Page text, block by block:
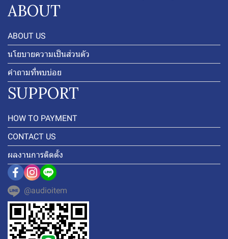
ABOUT
ABOUT US
นโยบายความเป็นส่วนตัว
คำถามที่พบบ่อย
SUPPORT
HOW TO PAYMENT
CONTACT US
ผลงานการติดตั้ง
@audioitem